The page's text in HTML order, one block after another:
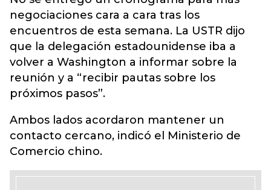
negociaciones cara a cara tras los
encuentros de esta semana. La USTR dijo
que la delegación estadounidense iba a
volver a Washington a informar sobre la
reunión y a “recibir pautas sobre los
próximos pasos”.
Ambos lados acordaron mantener un
contacto cercano, indicó el Ministerio de
Comercio chino.